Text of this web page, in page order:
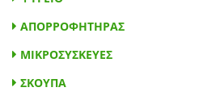
ΑΠΟΡΡΟΦΗΤΗΡΑΣ
ΜΙΚΡΟΣΥΣΚΕΥΕΣ
ΣΚΟΥΠΑ
ΘΕΡΜΟΣΙΦΩΝΟ